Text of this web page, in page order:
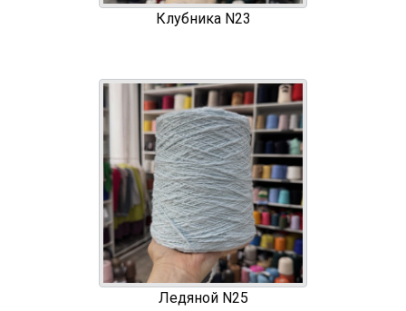
Клубника N23
Ледяной N25